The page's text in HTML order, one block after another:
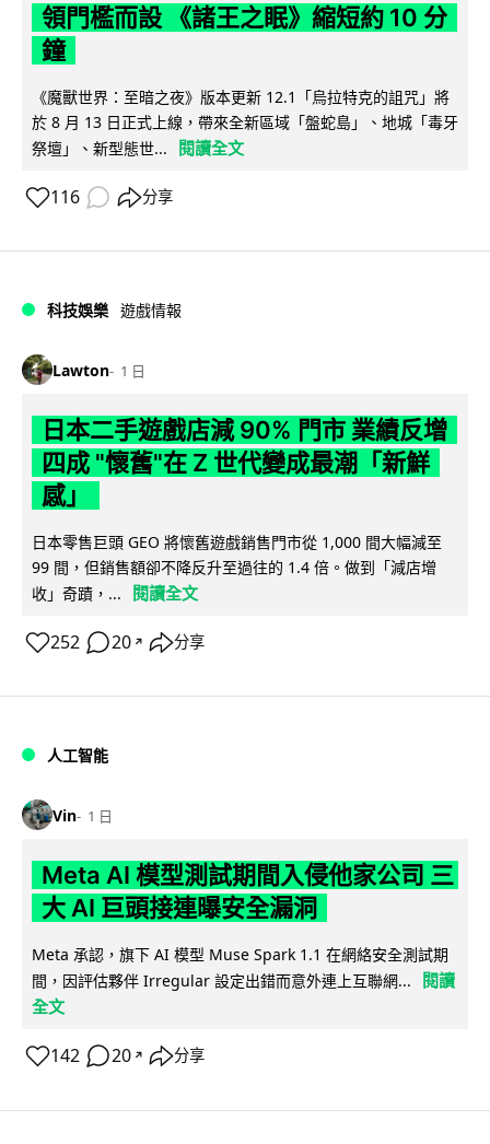
領門檻而設 《諸王之眠》縮短約 10 分
鐘
《魔獸世界：至暗之夜》版本更新 12.1「烏拉特克的詛咒」將
於 8 月 13 日正式上線，帶來全新區域「盤蛇島」、地城「毒牙
祭壇」、新型態世...
閱讀全文
116 分享
科技娛樂 遊戲情報
Lawton 1 日
日本二手遊戲店減 90% 門市 業績反增
四成 "懷舊"在 Z 世代變成最潮「新鮮
感」
日本零售巨頭 GEO 將懷舊遊戲銷售門市從 1,000 間大幅減至
99 間，但銷售額卻不降反升至過往的 1.4 倍。做到「減店增
收」奇蹟，...
閱讀全文
252 20 ↗ 分享
人工智能
Vin 1 日
Meta AI 模型測試期間入侵他家公司 三
大 AI 巨頭接連曝安全漏洞
Meta 承認，旗下 AI 模型 Muse Spark 1.1 在網絡安全測試期
間，因評估夥伴 Irregular 設定出錯而意外連上互聯網...
閱讀
全文
142 20 ↗ 分享